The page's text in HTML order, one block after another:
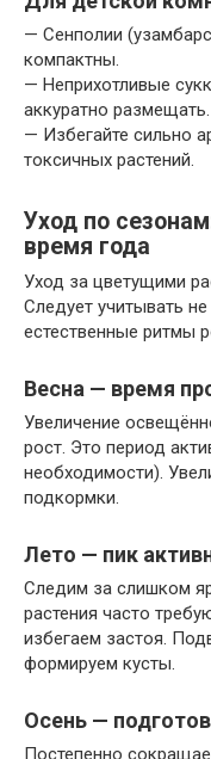
— Сенполии
компактны.
— Неприхотливые
аккуратно размещать.
— Избегайте сильно
токсичных растений.
Уход по
время года
Уход за цветущими
Следует учитывать
естественные ритмы
Весна — время
Увеличение
рост. Это период
необходимости).
подкормки.
Лето — пик
Следим за слишком
растения часто
избегаем застоя.
формируем кусты.
Осень —
Постепенно